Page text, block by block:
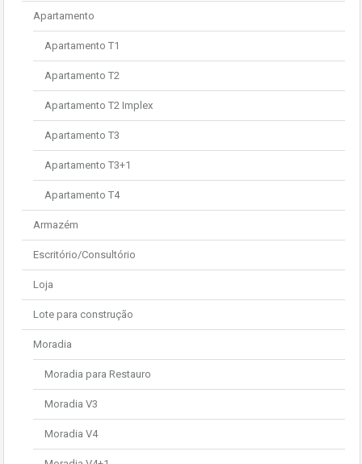
Apartamento
Apartamento T1
Apartamento T2
Apartamento T2 Implex
Apartamento T3
Apartamento T3+1
Apartamento T4
Armazém
Escritório/Consultório
Loja
Lote para construção
Moradia
Moradia para Restauro
Moradia V3
Moradia V4